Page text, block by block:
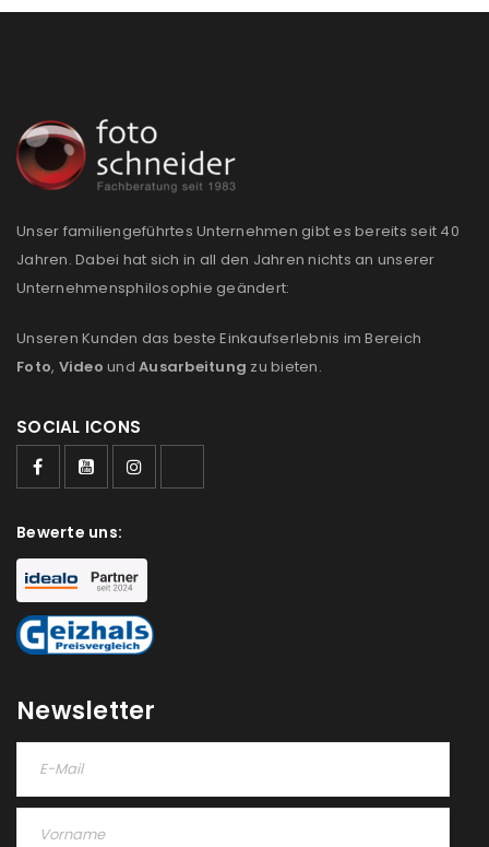
ANMELDEN
Benutzername oder E-Mail-Adresse
ANMELDEN
Unser familiengeführtes Unternehmen gibt es bereits seit 40
Jahren. Dabei hat sich in all den Jahren nichts an unserer
Unternehmensphilosophie geändert:
Unseren Kunden das beste Einkaufserlebnis im Bereich
Foto, Video und Ausarbeitung zu bieten.
SOCIAL ICONS
Bewerte uns:
Newsletter